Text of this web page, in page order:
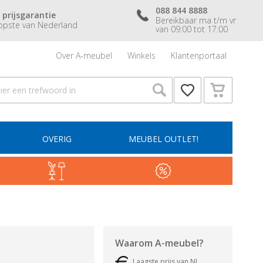
prijsgarantie
van Nederland
088 844 8888
Bereikbaar ma t/m vr
van 09:00 tot 17:00
Over A-meubel Winkels Klantenportaal
OVERIG MEUBEL OUTLET!
Waarom A-meubel?